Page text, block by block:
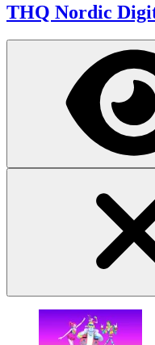
THQ Nordic